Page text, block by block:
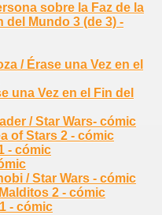
sobre la Faz de la
del Mundo 3 (de 3) -
/ Érase una Vez en el
una Vez en el Fin del
/ Star Wars- cómic
of Stars 2 - cómic
- cómic
/ Star Wars - cómic
2 - cómic
- cómic